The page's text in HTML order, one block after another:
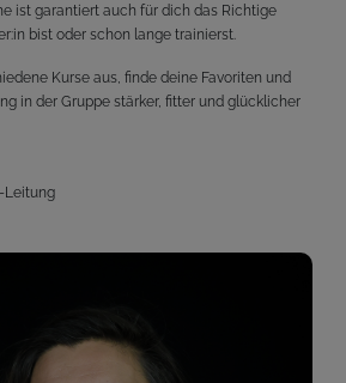
ist garantiert auch für dich das Richtige
bist oder schon lange trainierst.
Kurse aus, finde deine Favoriten und
in der Gruppe stärker, fitter und glücklicher
Leitung